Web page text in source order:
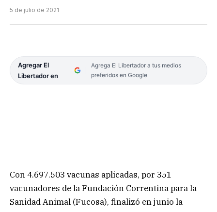
5 de julio de 2021
Agregar El
Libertador en
Agrega El Libertador a tus medios
preferidos en Google
Con 4.697.503 vacunas aplicadas, por 351
vacunadores de la Fundación Correntina para la
Sanidad Animal (Fucosa), finalizó en junio la